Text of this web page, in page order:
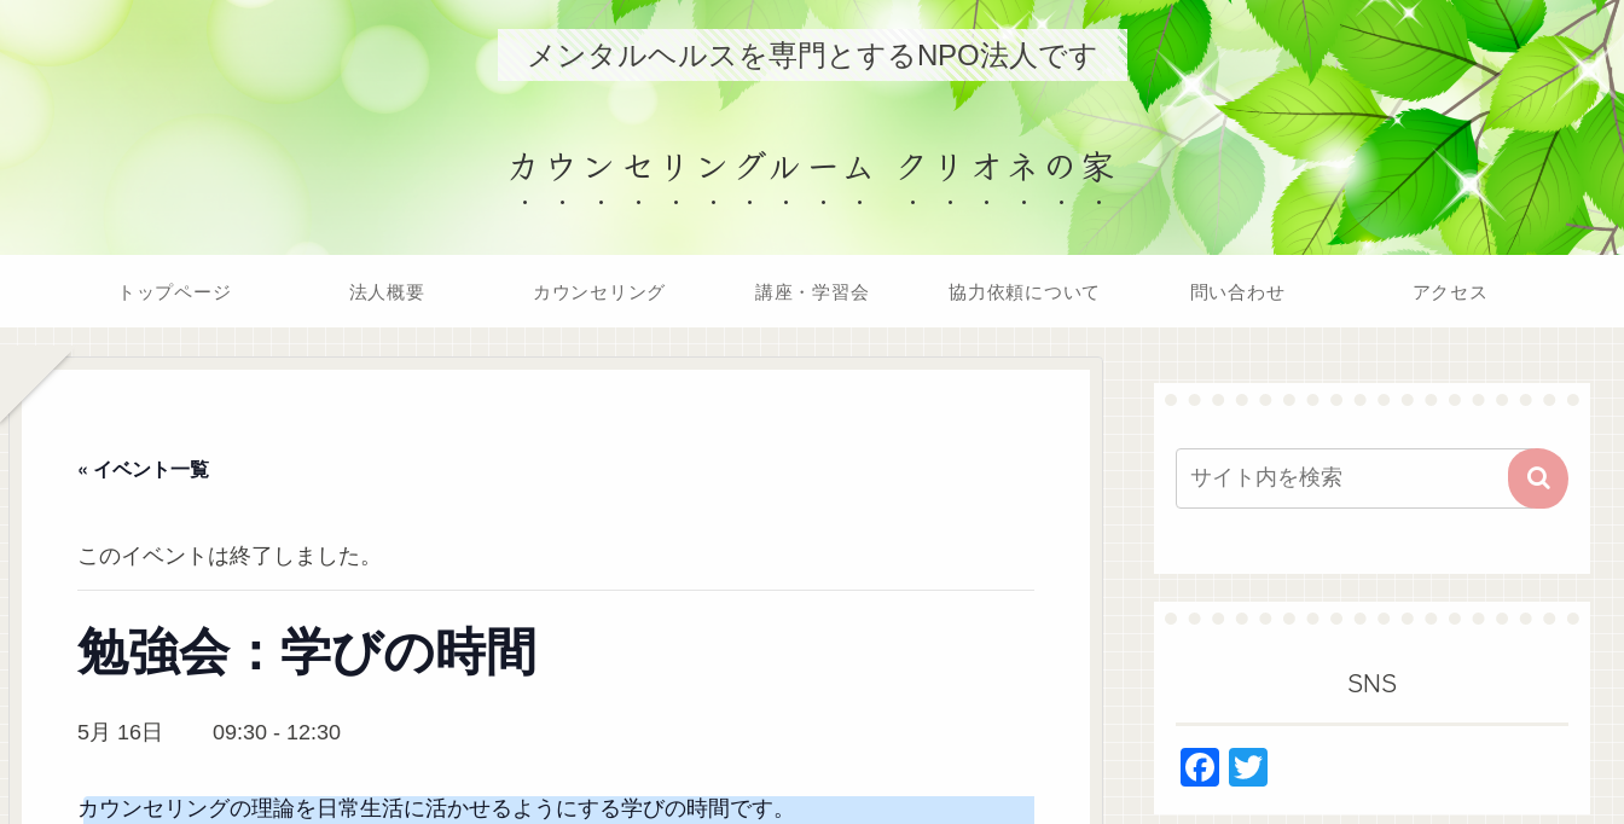
メンタルヘルスを専門とするNPO法人です
カウンセリングルーム クリオネの家
トップページ 法人概要 カウンセリング 講座・学習会 協力依頼について 問い合わせ アクセス
« イベント一覧
このイベントは終了しました。
勉強会：学びの時間
5月 16日 09:30- 12:30
カウンセリングの理論を日常生活に活かせるようにする学びの時間です。
SNS
F